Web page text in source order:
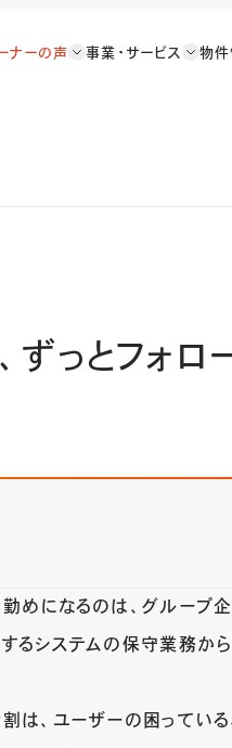
ナーの声 事業・サービス 物件
ずっとフォロ
めになるのは、グループ企
るシステムの保守業務か
は、ユーザーの困っている